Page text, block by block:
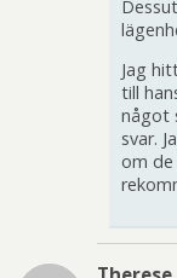
Jag
till
något
svar.
om de